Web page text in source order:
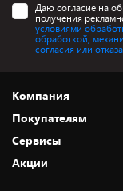
Даю согласие на
получения
условиями
обработкой,
согласия или отказа.
Компания
О нас
Адреса магазинов
Новости
Покупателям
Как сделать заказ
Оплата и доставка
Сервисы
Акции